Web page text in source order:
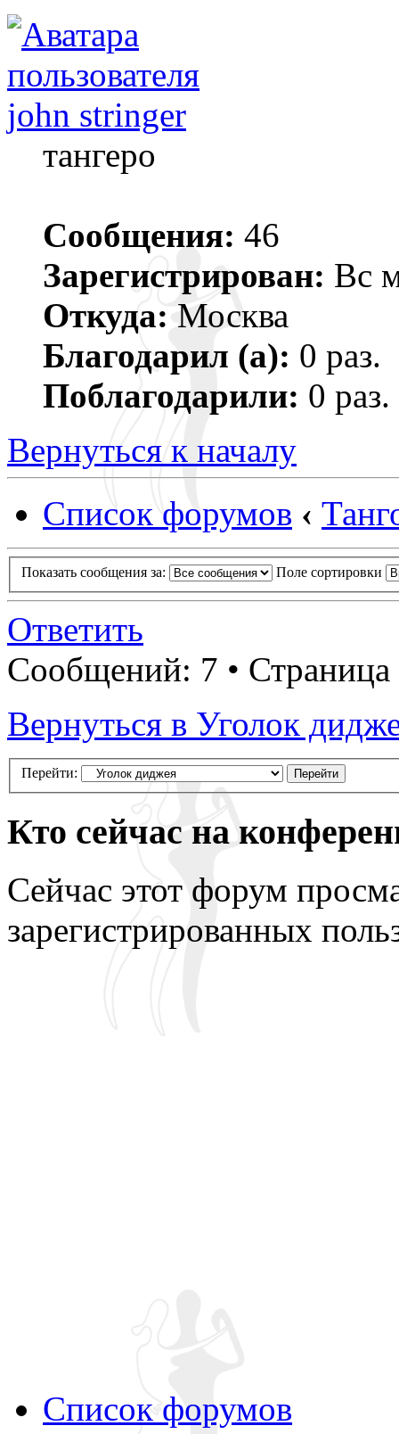
john stringer
тангеро
Сообщения: 46
Зарегистрирован: Вс
Откуда: Москва
Благодарил (а): 0 раз.
Поблагодарили: 0 раз.
Вернуться к началу
Список форумов ‹
Показать сообщения за: Поле сортировки
Ответить
Сообщений: 7 • Страница
Вернуться в Уголок
Перейти:
Кто сейчас на
Сейчас этот форум
зарегистрированных
Список форумов